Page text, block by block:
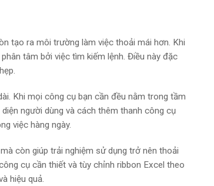
tạo ra môi trường làm việc thoải mái hơn. Khi
tâm bởi việc tìm kiếm lệnh. Điều này đặc
Khi mọi công cụ bạn cần đều nằm trong tầm
người dùng và cách thêm thanh công cụ
việc hàng ngày.
còn giúp trải nghiệm sử dụng trở nên thoải
cụ cần thiết và tùy chỉnh ribbon Excel theo
hiệu quả.